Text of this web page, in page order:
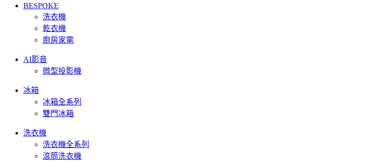
BESPOKE
洗衣機
乾衣機
廚房家電
AI影音
微型投影機
冰箱
冰箱全系列
雙門冰箱
洗衣機
洗衣機全系列
滾筒洗衣機